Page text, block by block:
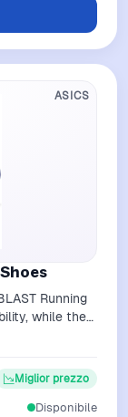
ASICS
Running
while the
Miglior prezzo
Disponibile